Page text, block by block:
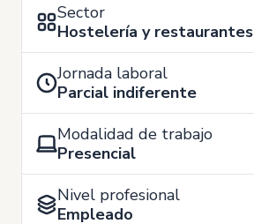
Sector
Hostelería y restaurantes
Jornada laboral
Parcial indiferente
Modalidad de trabajo
Presencial
Nivel profesional
Empleado